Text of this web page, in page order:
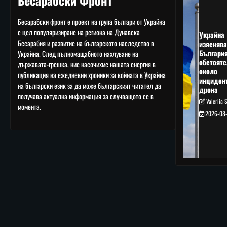
Бесарабски фронт е проект на група българи от Украйна
с цел популяризиране на региона на Дунавска
Бесарабия и развитие на българското наследство в
Украйна. След пълномащабното нахлуване на
държавата-грешка, ние насочихме нашата енергия в
публикация на ежедневни хроники за войната в Украйна
на български език за да може българският читател да
получава актуална информация за случващото се в
момента.
Украйна
около
дрона
Valeriia
2026-